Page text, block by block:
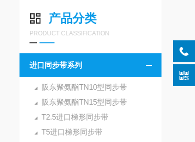
产品分类
PRODUCT CLASSIFICATION
进口同步带系列
阪东聚氨酯TN10型同步带
阪东聚氨酯TN15型同步带
T2.5进口梯形同步带
T5进口梯形同步带